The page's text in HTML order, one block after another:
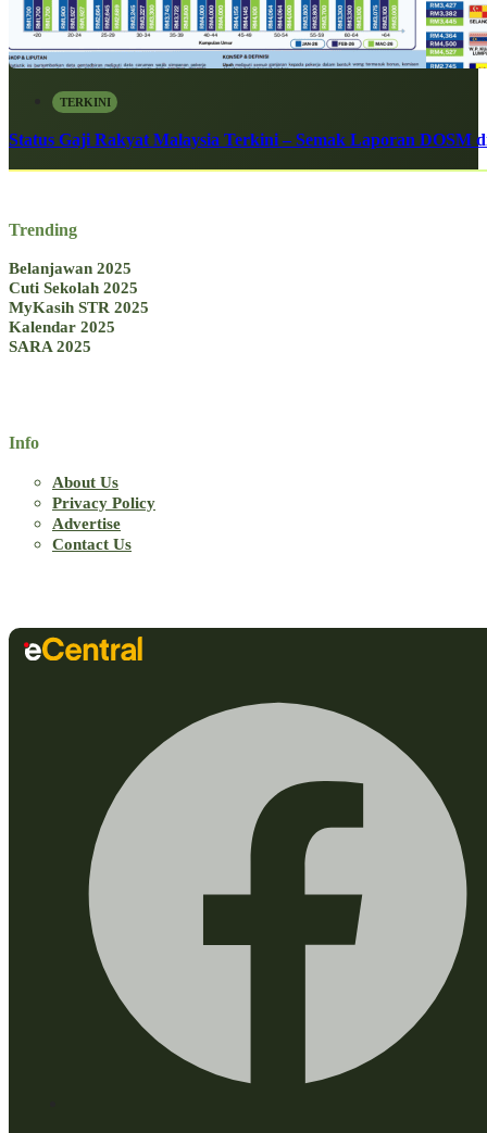
TERKINI
Status Gaji Rakyat Malaysia Terkini – Semak Laporan DOSM
Trending
Belanjawan 2025
Cuti Sekolah 2025
MyKasih STR 2025
Kalendar 2025
SARA 2025
Info
About Us
Privacy Policy
Advertise
Contact Us